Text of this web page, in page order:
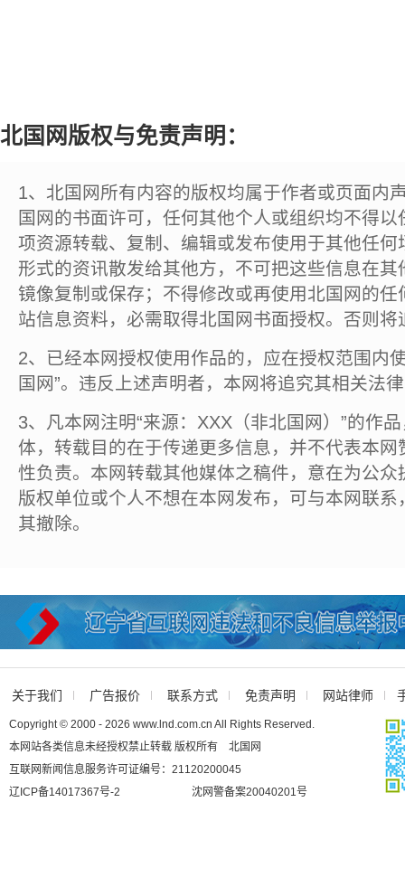
北国网版权与免责声明：
1、北国网所有内容的版权均属于作者或页面内
国网的书面许可，任何其他个人或组织均不得
项资源转载、复制、编辑或发布使用于其他任
形式的资讯散发给其他方，不可把这些信息在
镜像复制或保存；不得修改或再使用北国网的
站信息资料，必需取得北国网书面授权。否则将
2、已经本网授权使用作品的，应在授权范围内
国网”。违反上述声明者，本网将追究其相关法
3、凡本网注明“来源：XXX（非北国网）”的作
体，转载目的在于传递更多信息，并不代表本
性负责。本网转载其他媒体之稿件，意在为公
版权单位或个人不想在本网发布，可与本网联
其撤除。
关于我们 广告报价 联系方式 免责声明 网站律师
Copyright © 2000 - 2026 www.lnd.com.cn All Rights Reserved.
本网站各类信息未经授权禁止转载 版权所有 北国网
互联网新闻信息服务许可证编号：21120200045
辽ICP备14017367号-2
沈网警备案20040201号